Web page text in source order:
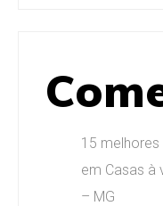
15
em Casas à
– MG